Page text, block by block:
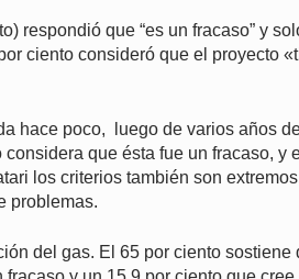
respondió que “es un fracaso” y
ciento consideró que el proyecto
hace poco, luego de varios años
que ésta fue un fracaso, y
los criterios también son
problemas.
del gas. El 65 por ciento sostiene